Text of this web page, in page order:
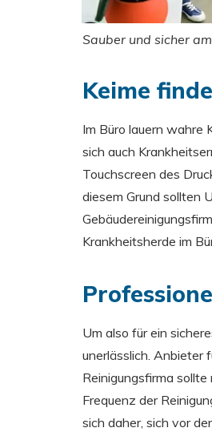
Sauber und sicher
Keime
Im Büro lauern wahre
sich auch
Touchscreen des
diesem Grund sollten
Krankheitsherde im
Um also für ein
unerlässlich. Anbieter
Reinigungsfirma
Frequenz der
sich daher, sich vor